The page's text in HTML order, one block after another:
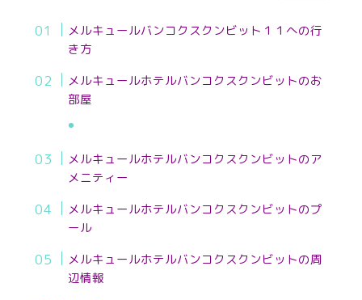
メルキュールバンコクスクンビット１１への行
き方
メルキュールホテルバンコクスクンビットのお
部屋
メルキュールホテルバンコクスクンビットのア
メニティー
メルキュールホテルバンコクスクンビットのプ
ール
メルキュールホテルバンコクスクンビットの周
辺情報